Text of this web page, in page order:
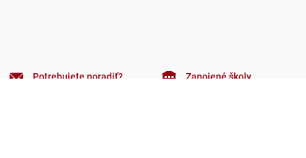
Potrebujete poradiť? Zapojené školy